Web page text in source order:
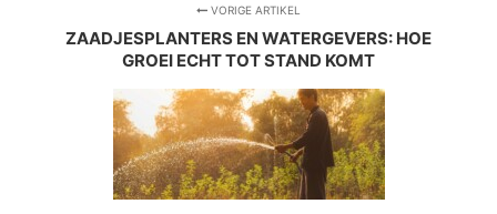
VORIGE ARTIKEL
ZAADJESPLANTERS EN WATERGEVERS: HOE
GROEI ECHT TOT STAND KOMT